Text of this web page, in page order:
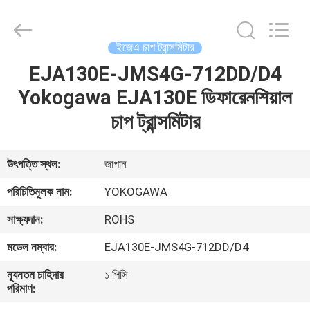
আমাদের
সম্পর্কে
কারখানা
ভ্রমণ
Reserved.
ইজেএ চাপ ট্রান্সমিটার
EJA130E-JMS4G-712DD/D4
Yokogawa EJA130E ডিফারেনশিয়াল
চাপ ট্রান্সমিটার
উৎপত্তি স্থল:
জাপান
পরিচিতিমুলক নাম:
YOKOGAWA
সাক্ষ্যদান:
ROHS
মডেল নম্বার:
EJA130E-JMS4G-712DD/D4
ন্যূনতম চাহিদার
পরিমাণ:
১ পিসি